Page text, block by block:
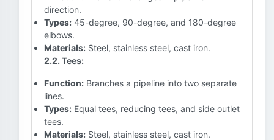
direction.
Types: 45-degree, 90-degree, and 180-degree
elbows.
Materials: Steel, stainless steel, cast iron.
2.2. Tees:
Function: Branches a pipeline into two separate
lines.
Types: Equal tees, reducing tees, and side outlet
tees.
Materials: Steel, stainless steel, cast iron.